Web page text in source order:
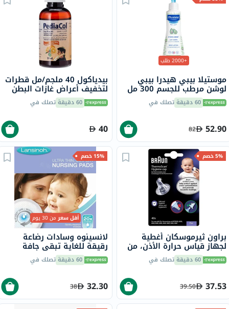
+2000 طلب
موستيلا بيبي هيدرا بيبي
لوشن مرطب للجسم 300 مل
60 دقيقة تصلك في
52.90
82
بيدياكول 40 ملجم/مل قطرات
لتخفيف أعراض غازات البطن
50 مل 60 دقيقة تصلك في
40
5% خصم
براون ثيرموسكان أغطية
لجهاز قياس حرارة الأذن، من
40 60 دقيقة تصلك في
37.53
39.50
15% خصم
أقل سعرمن 30 يوم
لانسينوه وسادات رضاعة
رقيقة للغاية تبقى جافة
للاستخدام مرة واحدة مع
تقنية بلولوك كور، حزمة من
60 دقيقة تصلك في
32.30
38